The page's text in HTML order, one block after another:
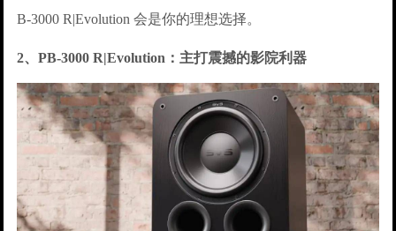
B-3000 R|Evolution 会是你的理想选择。
2、PB-3000 R|Evolution：主打震撼的影院利器